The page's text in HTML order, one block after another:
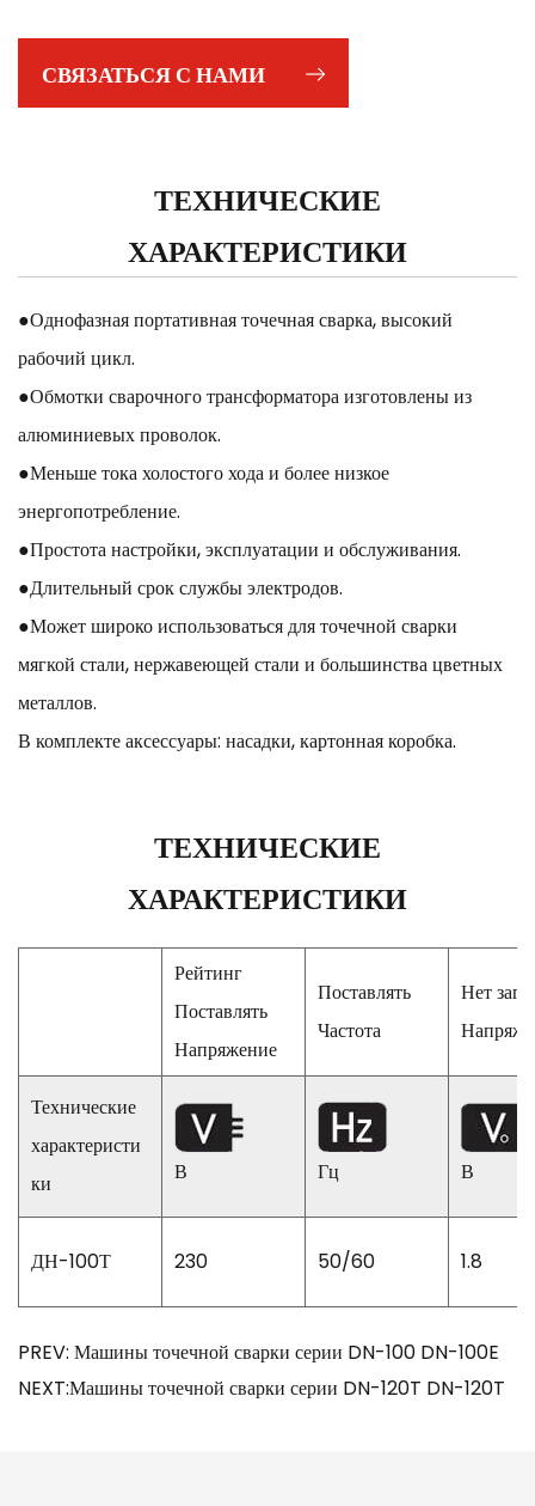
СВЯЗАТЬСЯ С НАМИ
ТЕХНИЧЕСКИЕ
ХАРАКТЕРИСТИКИ
●Однофазная портативная точечная сварка, высокий
рабочий цикл.
●Обмотки сварочного трансформатора изготовлены из
алюминиевых проволок.
●Меньше тока холостого хода и более низкое
энергопотребление.
●Простота настройки, эксплуатации и обслуживания.
●Длительный срок службы электродов.
●Может широко использоваться для точечной сварки
мягкой стали, нержавеющей стали и большинства цветных
металлов.
В комплекте аксессуары: насадки, картонная коробка.
ТЕХНИЧЕСКИЕ
ХАРАКТЕРИСТИКИ
Рейтинг
Поставлять
Напряжение
Поставлять
Частота
Нет
Технические
характеристи
ки
В Гц В
ДН-100Т 230 50/60 1.8
PREV: Машины точечной сварки серии DN-100 DN-100E
NEXT:Машины точечной сварки серии DN-120T DN-120T